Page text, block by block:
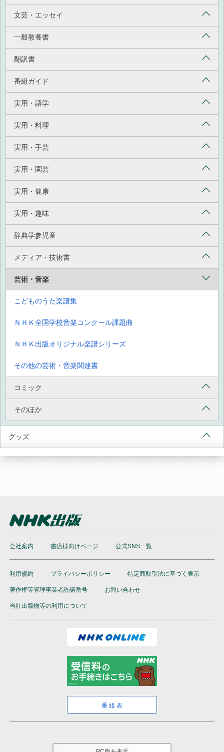
文芸・エッセイ
一般教養書
翻訳書
番組ガイド
実用・語学
実用・料理
実用・手芸
実用・園芸
実用・健康
実用・趣味
辞典学参児童
メディア・技術書
芸術・音楽
こどものうた楽譜集
ＮＨＫ全国学校音楽コンクール課題曲
ＮＨＫ出版オリジナル楽譜シリーズ
その他の芸術・音楽関連書
コミック
そのほか
グッズ
会社案内 書店様向けページ 公式SNS一覧
利用規約 プライバシーポリシー 特定商取引法に基づく表示
著作権等管理事業者許諾番号 お問い合わせ
当社出版物等の利用について
番組表